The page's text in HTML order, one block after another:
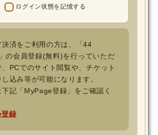
ログイン状態を記憶する
決済をご利用の方は、「44
の会員登録(無料)を行っていただ
、PCでのサイト閲覧や、チケット
込み等が可能になります。
記「MyPage登録」をご確認く
録